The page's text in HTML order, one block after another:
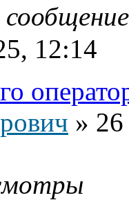
12:14
»